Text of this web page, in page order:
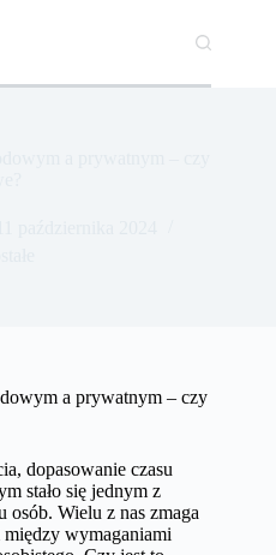
a prywatnym – czy
dopasowanie czasu
stało się jednym z
Wielu z nas zmaga
wymaganiami